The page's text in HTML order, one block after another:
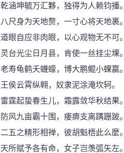
乾涵坤毓万汇夥，独得为人赖钧播。
八尺身为天地赘，一寸心将天地裹。
道眼自应非肉眼，以心观物无不可。
灵台光尘日月县，肯使一丝挂尘堁。
老寿龟鹤夭蠛蠓，博大鹏鲲小蜾嬴。
王侯云霄纵翱，奴隶泥涂淹坎轲。
雷霆起蛰春生儿，霜露敛华秋结果。
防风九亩霸十围，痿痹支离蹒跚跛。
二五之精形相禅，彼胡魁梧此么麼。
天所赋予各有命，女子岂羡弧矢左。